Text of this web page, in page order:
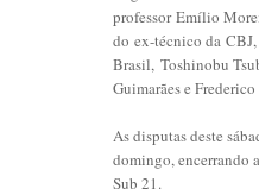
professor Emílio
do ex-técnico da
Brasil, Toshinobu
Guimarães e
As disputas deste
domingo, encerrando
Sub 21.